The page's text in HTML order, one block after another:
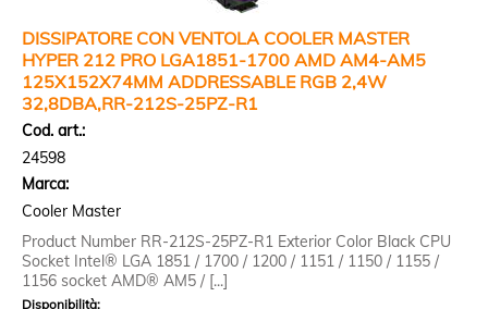
DISSIPATORE CON VENTOLA COOLER MASTER
HYPER 212 PRO LGA1851-1700 AMD AM4-AM5
125X152X74MM ADDRESSABLE RGB 2,4W
32,8DBA,RR-212S-25PZ-R1
Cod. art.:
24598
Marca:
Cooler Master
Product Number RR-212S-25PZ-R1 Exterior Color Black CPU
Socket Intel® LGA 1851 / 1700 / 1200 / 1151 / 1150 / 1155 /
1156 socket AMD® AM5 / [...]
Disponibilità: